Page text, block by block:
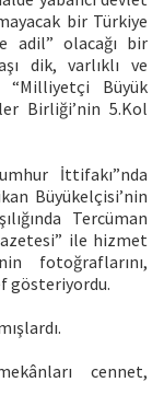
bir Türkiye
adil” olacağı bir
dik, varlıklı ve
Büyük
Birliği’nin 5.Kol
İttifakı”nda
Büyükelçisi’nin
Tercüman
ile hizmet
fotoğraflarını,
gösteriyordu.
cennet,